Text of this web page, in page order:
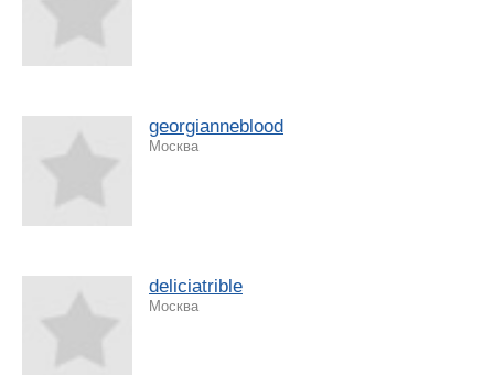
georgianneblood
Москва
deliciatrible
Москва